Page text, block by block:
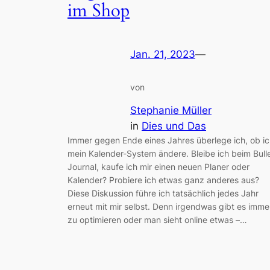
im Shop
Jan. 21, 2023—
von
Stephanie Müller
in Dies und Das
Immer gegen Ende eines Jahres überlege ich, ob
mein Kalender-System ändere. Bleibe ich beim
Journal, kaufe ich mir einen neuen Planer oder
Kalender? Probiere ich etwas ganz anderes aus?
Diese Diskussion führe ich tatsächlich jedes Jahr
erneut mit mir selbst. Denn irgendwas gibt es
zu optimieren oder man sieht online etwas –…